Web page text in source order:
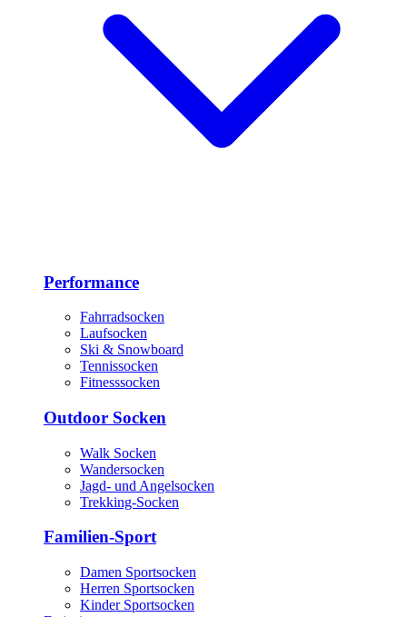
Performance
Fahrradsocken
Laufsocken
Ski & Snowboard
Tennissocken
Fitnesssocken
Outdoor Socken
Walk Socken
Wandersocken
Jagd- und Angelsocken
Trekking-Socken
Familien-Sport
Damen Sportsocken
Herren Sportsocken
Kinder Sportsocken